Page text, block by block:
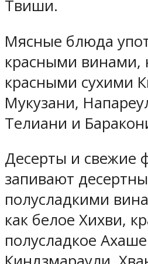
Твиши.
Мясные блюда
красными винами,
красными сухими
Мукузани,
Телиани и
Десерты и свежие
запивают
полусладкими
как белое Хихви,
полусладкое